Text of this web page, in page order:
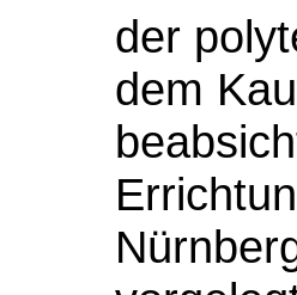
der
dem